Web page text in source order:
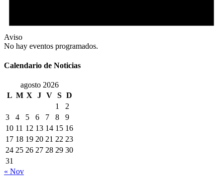
Aviso
No hay eventos programados.
Calendario de Noticias
agosto 2026
L M X J V S D
1
2
3
4 5 6 7 8
9
10 11 12 13 14 15 16
17 18 19 20 21 22 23
24 25 26 27 28 29 30
31
« Nov